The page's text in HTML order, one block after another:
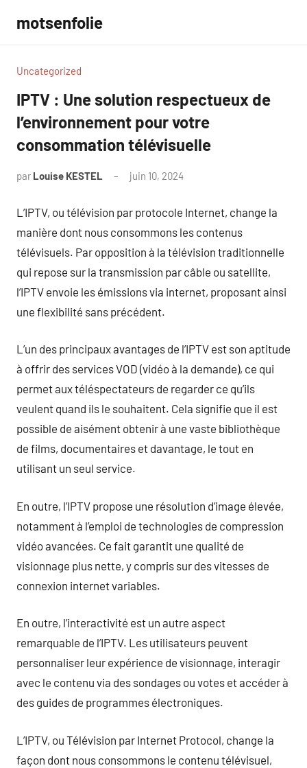
contenu
motsenfolie
Uncategorized
IPTV : Une solution respectueux de
l’environnement pour votre
consommation télévisuelle
par Louise KESTEL juin 10, 2024
L’IPTV, ou télévision par protocole Internet, change la
manière dont nous consommons les contenus
télévisuels. Par opposition à la télévision traditionnelle
qui repose sur la transmission par câble ou satellite,
l’IPTV envoie les émissions via internet, proposant ainsi
une flexibilité sans précédent.
L’un des principaux avantages de l’IPTV est son aptitude
à offrir des services VOD (vidéo à la demande), ce qui
permet aux téléspectateurs de regarder ce qu’ils
veulent quand ils le souhaitent. Cela signifie que il est
possible de aisément obtenir à une vaste bibliothèque
de films, documentaires et davantage, le tout en
utilisant un seul service.
En outre, l’IPTV propose une résolution d’image élevée,
notamment à l’emploi de technologies de compression
vidéo avancées. Ce fait garantit une qualité de
visionnage plus nette, y compris sur des vitesses de
connexion internet variables.
En outre, l’interactivité est un autre aspect
remarquable de l’IPTV. Les utilisateurs peuvent
personnaliser leur expérience de visionnage, interagir
avec le contenu via des sondages ou votes et accéder à
des guides de programmes électroniques.
L’IPTV, ou Télévision par Internet Protocol, change la
façon dont nous consommons le contenu télévisuel,